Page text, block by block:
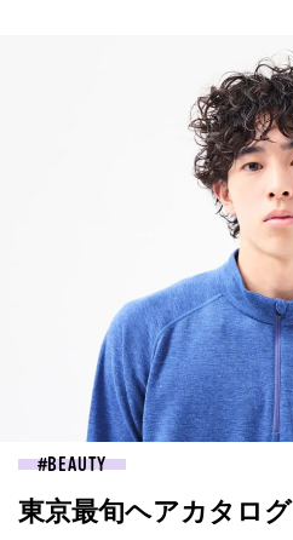
BEAUTY
東京最旬ヘアカタログ